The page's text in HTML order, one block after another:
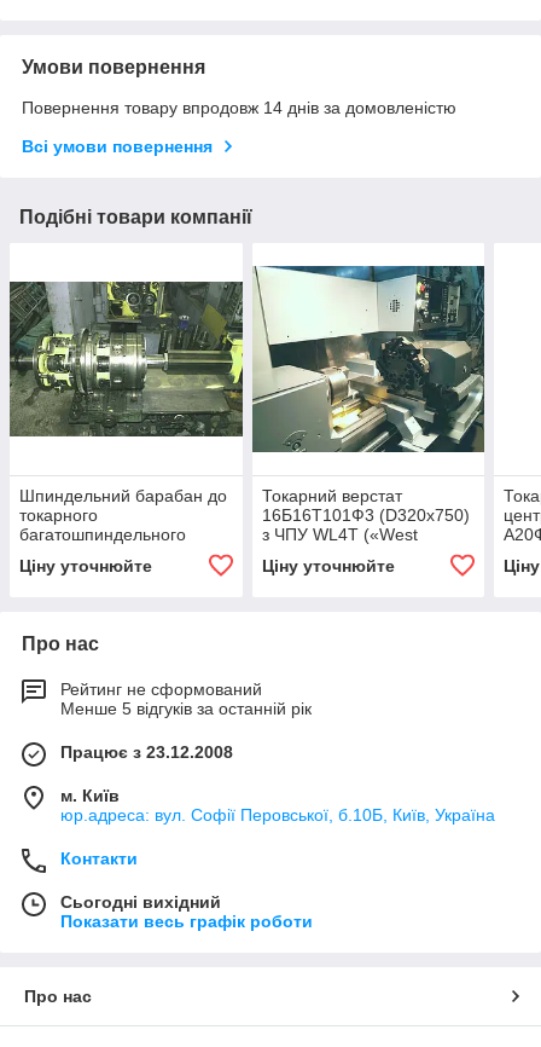
Умови повернення
Повернення товару впродовж 14 днів за домовленістю
Всі умови повернення
Подібні товари компанії
Шпиндельний барабан до
токарного
багатошпиндельного
Ціну уточнюйте
Токарний верстат
16Б16Т101Ф3 (D320х750)
з ЧПУ WL4Т («West
Labs») після капітального
ремонту та модернізації
Ціну уточнюйте
Про нас
Рейтинг не сформований
Менше 5 відгуків за останній рік
Працює з 23.12.2008
м. Київ
юр.адреса: вул. Софії Перовської, б.10Б, Київ, Україна
Контакти
Сьогодні вихідний
Показати весь графік роботи
Про нас